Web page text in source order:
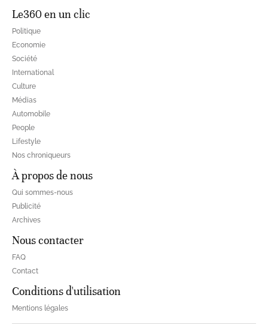
Le360 en un clic
Politique
Economie
Société
International
Culture
Médias
Automobile
People
Lifestyle
Nos chroniqueurs
À propos de nous
Qui sommes-nous
Publicité
Archives
Nous contacter
FAQ
Contact
Conditions d'utilisation
Mentions légales